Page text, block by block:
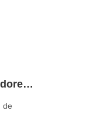
y
MUYUAN está inscrito en proveedores de bombas de lodo para servicio pesado con certificación de calidad
de